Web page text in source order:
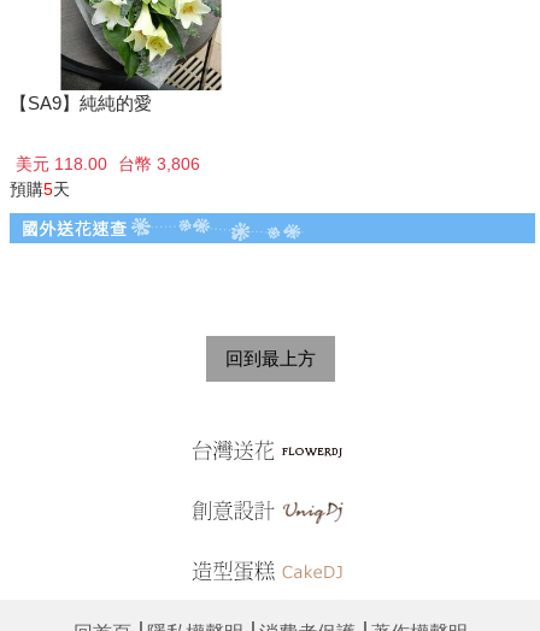
【SA9】純純的愛
美元 118.00
台幣 3,806
預購5天
回到最上方